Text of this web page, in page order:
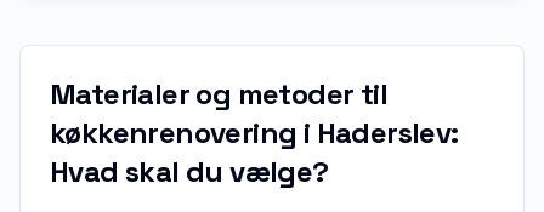
Materialer og metoder til
køkkenrenovering i Haderslev:
Hvad skal du vælge?